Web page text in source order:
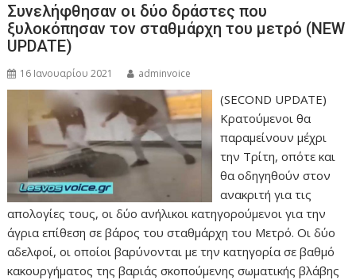
Συνελήφθησαν οι δύο δράστες που
ξυλοκόπησαν τον σταθμάρχη του μετρό (NEW
UPDATE)
16 Ιανουαρίου 2021 adminvoice
(SECOND UPDATE)
Κρατούμενοι θα
παραμείνουν μέχρι
την Τρίτη, οπότε και
θα οδηγηθούν στον
ανακριτή για τις
απολογίες τους, οι δύο ανήλικοι κατηγορούμενοι για την
άγρια επίθεση σε βάρος του σταθμάρχη του Μετρό. Οι δύο
αδελφοί, οι οποίοι βαρύνονται με την κατηγορία σε βαθμό
κακουργήματος της βαριάς σκοπούμενης σωματικής βλάβης